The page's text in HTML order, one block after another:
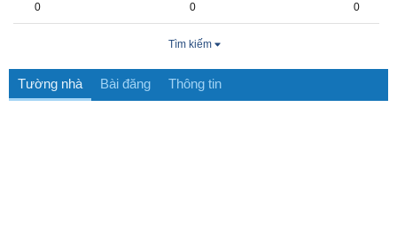
0 0 0
Tìm kiếm
Tường nhà Bài đăng Thông tin